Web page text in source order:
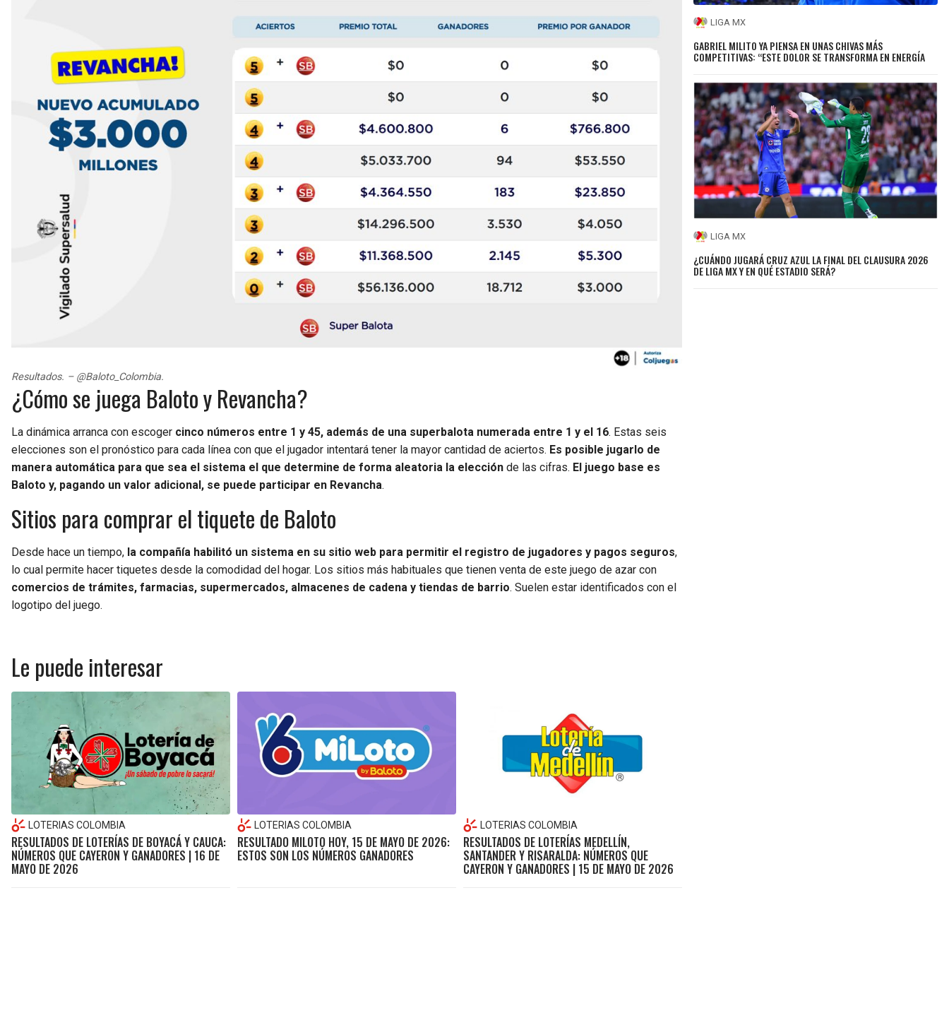
Resultados. – @Baloto_Colombia.
¿Cómo se juega Baloto y Revancha?
La dinámica arranca con escoger cinco números entre 1 y 45, además de una superbalota numerada entre 1 y el 16. Estas seis
elecciones son el pronóstico para cada línea con que el jugador intentará tener la mayor cantidad de aciertos. Es posible jugarlo de
manera automática para que sea el sistema el que determine de forma aleatoria la elección de las cifras. El juego base es
Baloto y, pagando un valor adicional, se puede participar en Revancha.
Sitios para comprar el tiquete de Baloto
Desde hace un tiempo, la compañía habilitó un sistema en su sitio web para permitir el registro de jugadores y pagos seguros,
lo cual permite hacer tiquetes desde la comodidad del hogar. Los sitios más habituales que tienen venta de este juego de azar con
comercios de trámites, farmacias, supermercados, almacenes de cadena y tiendas de barrio. Suelen estar identificados con el
logotipo del juego.
Le puede interesar
LOTERIAS COLOMBIA
RESULTADOS DE LOTERÍAS DE BOYACÁ Y CAUCA:
NÚMEROS QUE CAYERON Y GANADORES | 16 DE
MAYO DE 2026
LOTERIAS COLOMBIA
RESULTADO MILOTO HOY, 15 DE MAYO DE 2026:
ESTOS SON LOS NÚMEROS GANADORES
LOTERIAS COLOMBIA
RESULTADOS DE LOTERÍAS MEDELLÍN,
SANTANDER Y RISARALDA: NÚMEROS QUE
CAYERON Y GANADORES | 15 DE MAYO DE 2026
LIGA MX
GABRIEL MILITO YA PIENSA EN UNAS CHIVAS MÁS
COMPETITIVAS: “ESTE DOLOR SE TRANSFORMA EN ENERGÍA
LIGA MX
¿CUÁNDO JUGARÁ CRUZ AZUL LA FINAL DEL CLAUSURA 2026
DE LIGA MX Y EN QUÉ ESTADIO SERÁ?